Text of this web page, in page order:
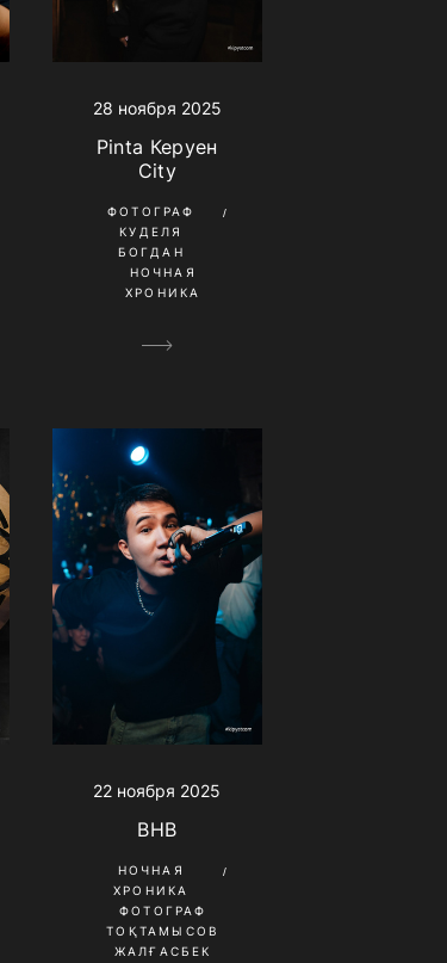
28 ноября 2025
Pinta Керуен
City
ФОТОГРАФ
КУДЕЛЯ
БОГДАН
НОЧНАЯ
ХРОНИКА
22 ноября 2025
BHB
НОЧНАЯ
ХРОНИКА
ФОТОГРАФ
ТОҚТАМЫСОВ
ЖАЛҒАСБЕК